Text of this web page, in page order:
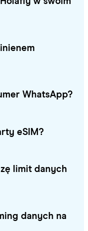
WhatsApp?
eSIM?
limit danych
danych na